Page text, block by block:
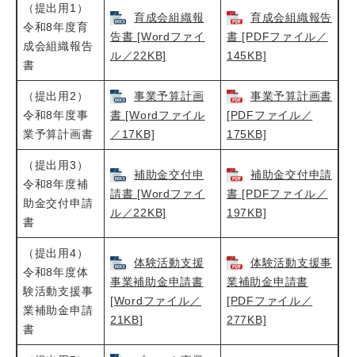
（提出用1）
令和8年度育
成会組織報告
書
育成会組織報
告書 [Wordファイ
ル／22KB]
育成会組織報告
書 [PDFファイル／
145KB]
（提出用2）
令和8年度事
業予算計画書
事業予算計画
書 [Wordファイル
／17KB]
事業予算計画書
[PDFファイル／
175KB]
（提出用3）
令和8年度補
助金交付申請
書
補助金交付申
請書 [Wordファイ
ル／22KB]
補助金交付申請
書 [PDFファイル／
197KB]
（提出用4）
令和8年度体
験活動支援事
業補助金申請
書
体験活動支援
事業補助金申請書
[Wordファイル／
21KB]
体験活動支援事
業補助金申請書
[PDFファイル／
277KB]